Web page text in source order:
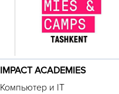
IMPACT ACADEMIES
Компьютер и IT